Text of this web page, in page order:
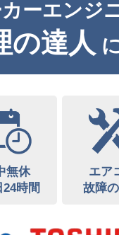
ーエンジ
の達人
無休
24時間
エア
故障